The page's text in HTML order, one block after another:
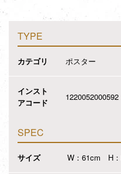
TYPE
カテゴリ ポスター
インスト
アコード
1220052000592
SPEC
サイズ W：61cm H